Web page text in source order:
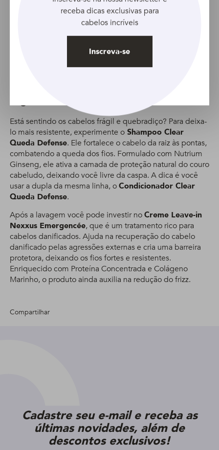
Eles parecem um pouco ásperos, com mais
ou chapinha. E claro, entender
Está sentindo os cabelos frágil e quebradiço? Para deixa-
lo mais resistente, experimente o Shampoo Clear
Queda Defense. Ele fortalece o cabelo da raiz às pontas,
combatendo a queda dos fios. Formulado com Nutrium
Ginseng, ele ativa a camada de proteção natural do couro
cabeludo, deixando você livre da caspa. A dica é você
usar a dupla da mesma linha, oCondicionador Clear
Queda Defense.
Após a lavagem você pode investir noCreme Leave-in
Nexxus Emergencée, que é um tratamento rico para
cabelos danificados. Ajuda na recuperação do cabelo
danificado pelas agressões externas e cria uma barreira
protetora, deixando os fios fortes e resistentes.
Enriquecido com Proteína Concentrada e Colágeno
Marinho, o produto ainda auxilia na redução do frizz.
Compartilhar
Cadastre seu e-mail e receba as
últimas novidades, além de
descontos exclusivos!
receba dicas exclusivas para
cabelos incríveis
Inscreva-se